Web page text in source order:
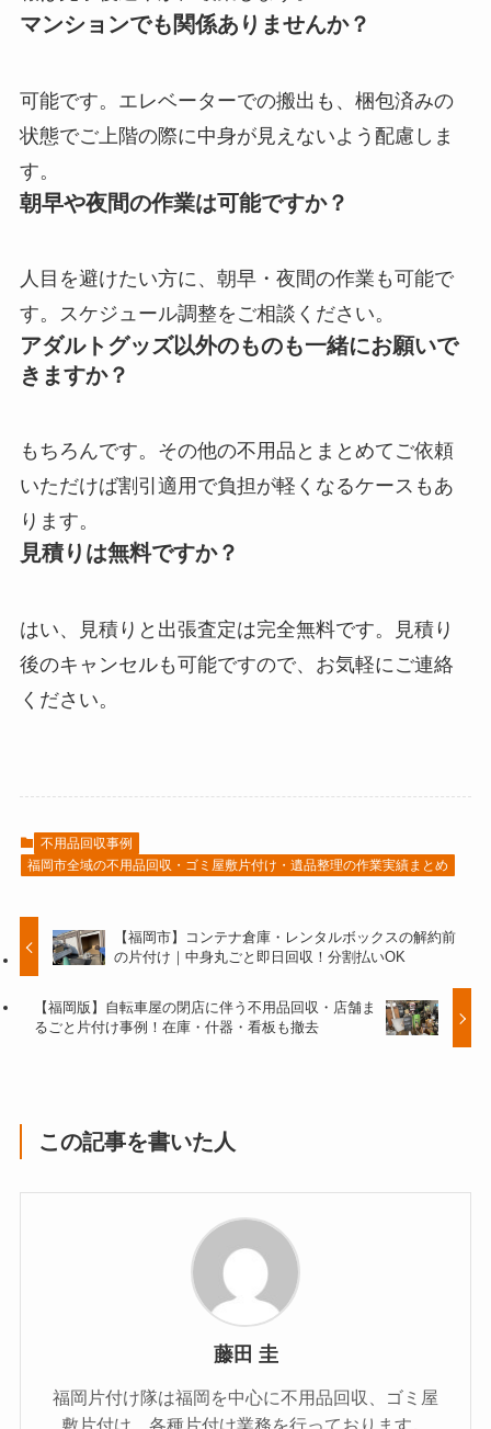
マンションでも関係ありませんか？
可能です。エレベーターでの搬出も、梱包済みの
状態でご上階の際に中身が見えないよう配慮しま
す。
朝早や夜間の作業は可能ですか？
人目を避けたい方に、朝早・夜間の作業も可能で
す。スケジュール調整をご相談ください。
アダルトグッズ以外のものも一緒にお願いで
きますか？
もちろんです。その他の不用品とまとめてご依頼
いただけば割引適用で負担が軽くなるケースもあ
ります。
見積りは無料ですか？
はい、見積りと出張査定は完全無料です。見積り
後のキャンセルも可能ですので、お気軽にご連絡
ください。
不用品回収事例
福岡市全域の不用品回収・ゴミ屋敷片付け・遺品整理の作業実績まとめ
【福岡市】コンテナ倉庫・レンタルボックスの解約前
の片付け｜中身丸ごと即日回収！分割払いOK
【福岡版】自転車屋の閉店に伴う不用品回収・店舗ま
るごと片付け事例！在庫・什器・看板も撤去
この記事を書いた人
藤田 圭
福岡片付け隊は福岡を中心に不用品回収、ゴミ屋
敷片付け、各種片付け業務を行っております。